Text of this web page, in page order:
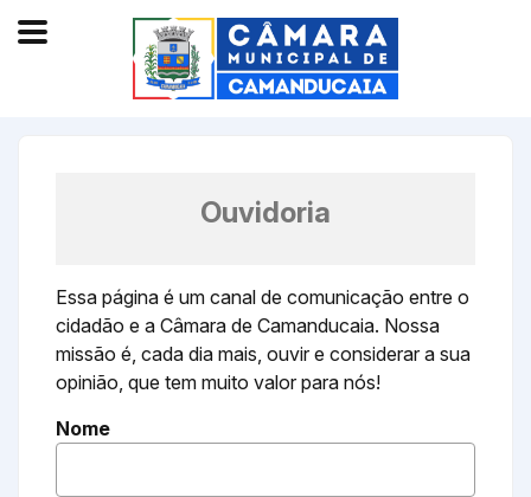
Ouvidoria
Essa página é um canal de comunicação entre o
cidadão e a Câmara de Camanducaia. Nossa
missão é, cada dia mais, ouvir e considerar a sua
opinião, que tem muito valor para nós!
Nome